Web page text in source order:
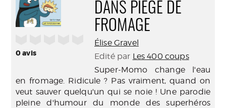
0avis
DANS PIÈGE DE
FROMAGE
Élise Gravel
Edité par Les 400 coups
Super-Momo change l'eau
en fromage. Ridicule ? Pas vraiment, quand on
veut sauver quelqu'un qui se noie ! Une parodie
pleine d'humour du monde des superhéros